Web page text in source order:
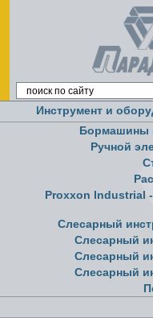
Инструмент и
Бормашины
Ручной
Proxxon Industrial
Слесарный
Слесарный
Слесарный
Слесарный